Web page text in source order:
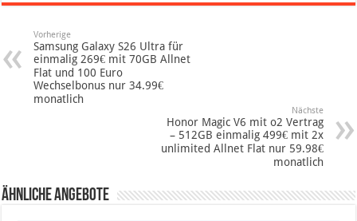
Vorherige
Samsung Galaxy S26 Ultra für
einmalig 269€ mit 70GB Allnet
Flat und 100 Euro
Wechselbonus nur 34.99€
monatlich
Nächste
Honor Magic V6 mit o2 Vertrag
– 512GB einmalig 499€ mit 2x
unlimited Allnet Flat nur 59.98€
monatlich
Ähnliche Angebote